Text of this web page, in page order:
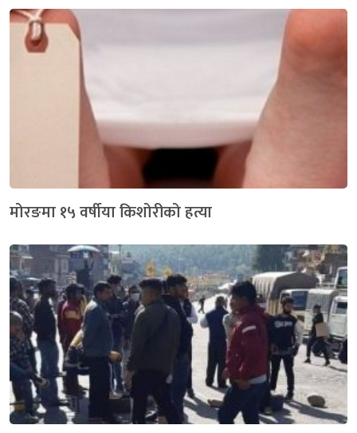
मोरङमा १५ वर्षीया किशोरीको हत्या